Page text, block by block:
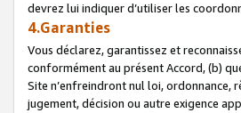
devrez lui indiquer d’utiliser les
4.Garanties
Vous déclarez, garantissez et
conformément au présent Accord, (b)
Site n’enfreindront nul loi, ordonnance,
jugement, décision ou autre exigence